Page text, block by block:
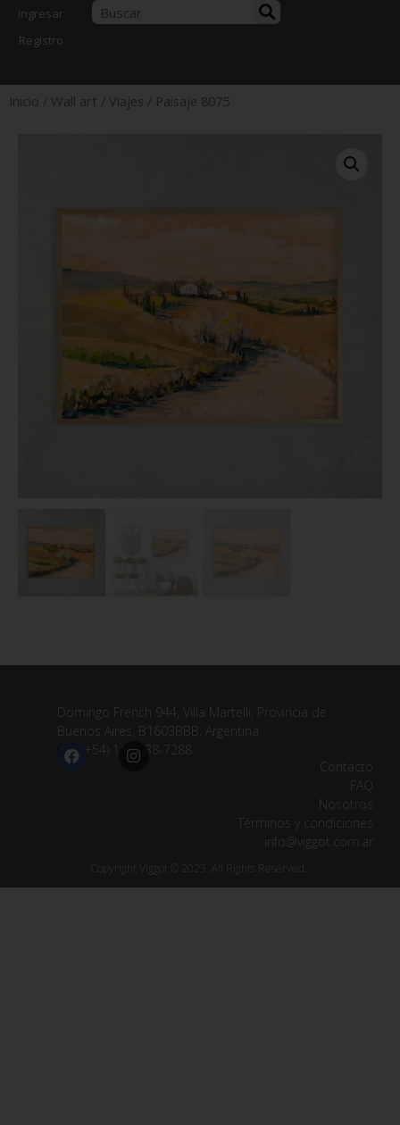
Ingresar
Registro
Inicio / Wall art / Viajes / Paisaje 8075
Domingo French 944, Villa Martelli, Provincia de
Buenos Aires, B1603BBB, Argentina
(+54) 11 3838-7288
Contacto
FAQ
Nosotros
Términos y condiciones
info@viggot.com.ar
Copyright Viggot © 2023. All Rights Reserved.